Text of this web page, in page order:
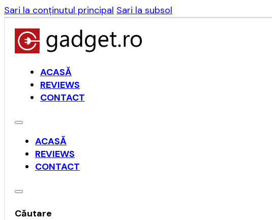
Sari la conținutul principal Sari la subsol
ACASĂ
REVIEWS
CONTACT
ACASĂ
REVIEWS
CONTACT
Căutare